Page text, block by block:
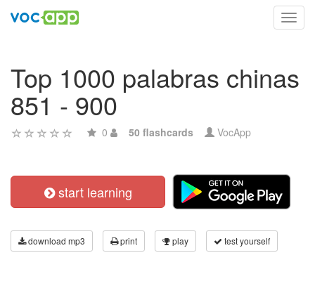
Top 1000 palabras chinas
851 - 900
0 50 flashcards VocApp
start learning
download mp3 print play test yourself